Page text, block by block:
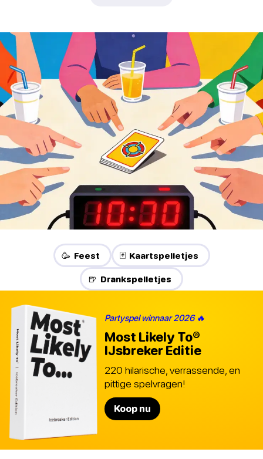
🥳 Feest 🃏 Kaartspelletjes
🍺 Drankspelletjes
Partyspel winnaar 2026 🔥
Most Likely To®
IJsbreker Editie
220 hilarische, verrassende, en
pittige spelvragen!
Koop nu